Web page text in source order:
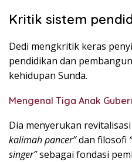
Kritik sistem
Dedi mengkritik keras
pendidikan dan
kehidupan Sunda.
Mengenal Tiga Anak
Dia menyerukan
kalimah pancer”dan filosofi
singer”sebagai fondasi